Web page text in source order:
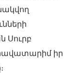
Սուրբ
իր